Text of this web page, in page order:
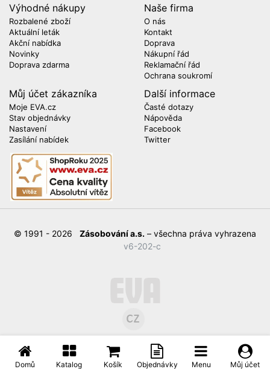
Domů Katalog Košík Objednávky Menu Můj účet
Výhodné nákupy
Rozbalené zboží
Aktuální leták
Akční nabídka
Novinky
Doprava zdarma
Naše firma
O nás
Kontakt
Doprava
Nákupní řád
Reklamační řád
Ochrana soukromí
Můj účet zákazníka
Moje EVA.cz
Stav objednávky
Nastavení
Zasílání nabídek
Další informace
Časté dotazy
Nápověda
Facebook
Twitter
© 1991 - 2026 Zásobování a.s. – všechna práva vyhrazena
v6-202-c